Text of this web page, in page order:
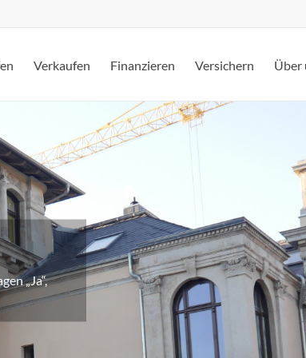
Verkaufen Finanzieren Versichern Über
„Ja“,